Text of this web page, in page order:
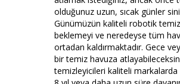
olduğunuz uzun, sıcak günler
Günümüzün kaliteli robotik
beklemeyi ve neredeyse tüm
ortadan kaldırmaktadır. Gece
bir temiz havuza
temizleyicileri kaliteli